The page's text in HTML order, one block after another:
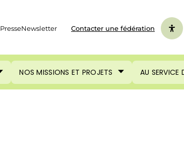
PresseNewsletter Contacter une fédération
NOS MISSIONS ET PROJETS AU SERVICE